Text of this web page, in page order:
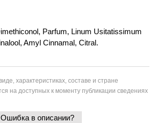
Parfum, Linum Usitatissimum
Amyl Cinnamal, Citral.
характеристиках, составе и стране
на доступных к моменту публикации сведениях
Ошибка в описании?